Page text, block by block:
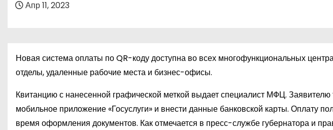
Апр 11, 2023
Новая система оплаты по QR-коду доступна во всех многофункциональных
отделы, удаленные рабочие места и бизнес-офисы.
Квитанцию с нанесенной графической меткой выдает специалист МФЦ. Заявителю
мобильное приложение «Госуслуги» и внести данные банковской карты. Оплату
время оформления документов. Как отмечается в пресс-службе губернатора и